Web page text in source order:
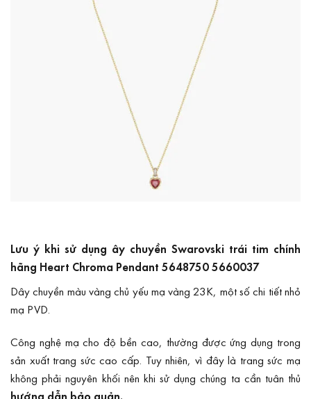
Lưu ý khi sử dụng ây chuyền Swarovski trái tim chính
hãng Heart Chroma Pendant 5648750 5660037
Dây chuyền màu vàng chủ yếu mạ vàng 23K, một số chi tiết nhỏ
mạ PVD.
Công nghệ mạ cho độ bền cao, thường được ứng dụng trong
sản xuất trang sức cao cấp. Tuy nhiên, vì đây là trang sức mạ
không phải nguyên khối nên khi sử dụng chúng ta cần tuân thủ